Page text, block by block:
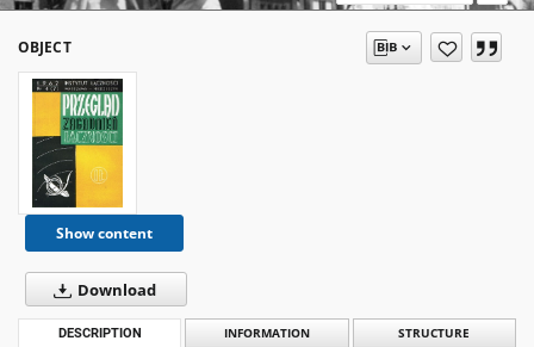
OBJECT
Show content
Download
DESCRIPTION INFORMATION STRUCTURE